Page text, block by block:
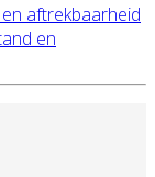
aftrekbaarheid
en